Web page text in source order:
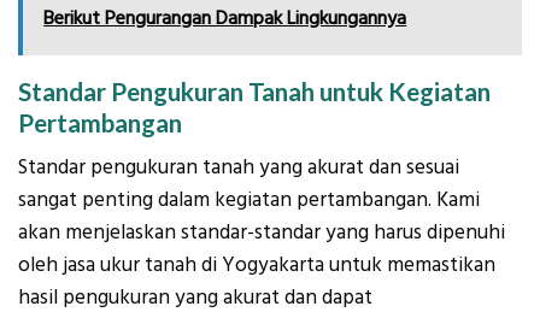
Berikut Pengurangan Dampak Lingkungannya
Standar Pengukuran Tanah untuk Kegiatan
Pertambangan
Standar pengukuran tanah yang akurat dan sesuai
sangat penting dalam kegiatan pertambangan. Kami
akan menjelaskan standar-standar yang harus dipenuhi
oleh jasa ukur tanah di Yogyakarta untuk memastikan
hasil pengukuran yang akurat dan dapat